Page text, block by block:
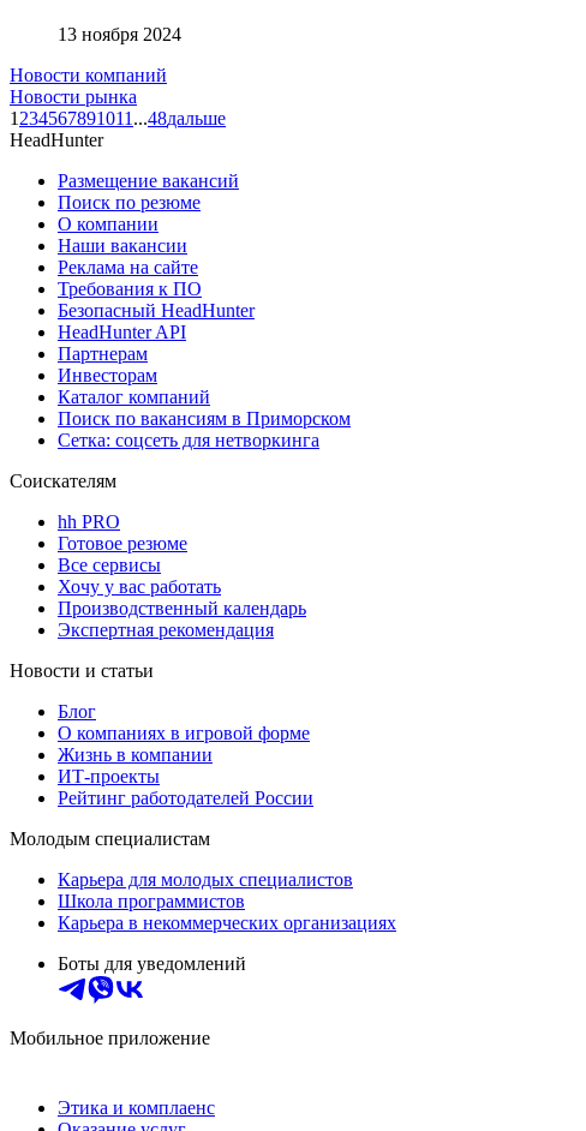
13 ноября 2024
Новости компаний
Новости рынка
1 234567891011 ...48дальше
HeadHunter
Размещение вакансий
Поиск по резюме
О компании
Наши вакансии
Реклама на сайте
Требования к ПО
Безопасный HeadHunter
HeadHunter API
Партнерам
Инвесторам
Каталог компаний
Поиск по вакансиям в Приморском
Сетка: соцсеть для нетворкинга
Соискателям
hh PRO
Готовое резюме
Все сервисы
Хочу у вас работать
Производственный календарь
Экспертная рекомендация
Новости и статьи
Блог
О компаниях в игровой форме
Жизнь в компании
ИТ-проекты
Рейтинг работодателей России
Молодым специалистам
Карьера для молодых специалистов
Школа программистов
Карьера в некоммерческих организациях
Боты для уведомлений
Мобильное приложение
Этика и комплаенс